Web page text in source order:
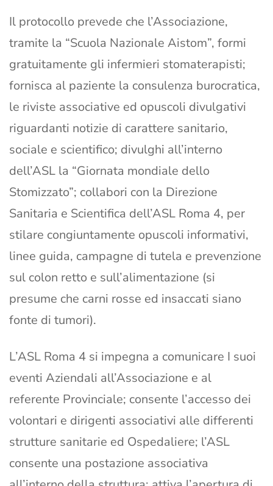
Il protocollo prevede che l’Associazione,
tramite la “Scuola Nazionale Aistom”, formi
gratuitamente gli infermieri stomaterapisti;
fornisca al paziente la consulenza burocratica,
le riviste associative ed opuscoli divulgativi
riguardanti notizie di carattere sanitario,
sociale e scientifico; divulghi all’interno
dell’ASL la “Giornata mondiale dello
Stomizzato”; collabori con la Direzione
Sanitaria e Scientifica dell’ASL Roma 4, per
stilare congiuntamente opuscoli informativi,
linee guida, campagne di tutela e prevenzione
sul colon retto e sull’alimentazione (si
presume che carni rosse ed insaccati siano
fonte di tumori).
L’ASL Roma 4 si impegna a comunicare I suoi
eventi Aziendali all’Associazione e al
referente Provinciale; consente l’accesso dei
volontari e dirigenti associativi alle differenti
strutture sanitarie ed Ospedaliere; l’ASL
consente una postazione associativa